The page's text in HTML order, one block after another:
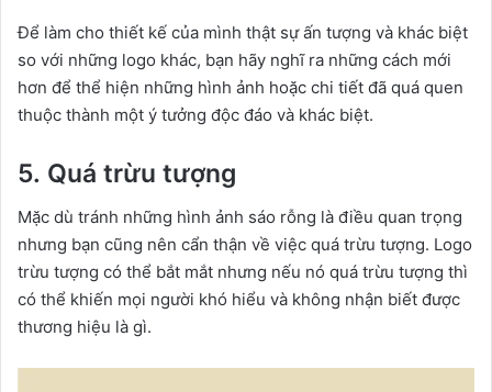
Để làm cho thiết kế của mình thật sự ấn tượng và khác biệt
so với những logo khác, bạn hãy nghĩ ra những cách mới
hơn để thể hiện những hình ảnh hoặc chi tiết đã quá quen
thuộc thành một ý tưởng độc đáo và khác biệt.
5. Quá trừu tượng
Mặc dù tránh những hình ảnh sáo rỗng là điều quan trọng
nhưng bạn cũng nên cẩn thận về việc quá trừu tượng. Logo
trừu tượng có thể bắt mắt nhưng nếu nó quá trừu tượng thì
có thể khiến mọi người khó hiểu và không nhận biết được
thương hiệu là gì.